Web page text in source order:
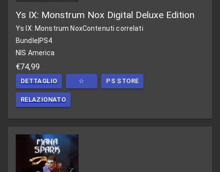
Ys IX: Monstrum Nox Digital Deluxe Edition
Ys IX: Monstrum NoxContenuti correlati
Bundle PS4
NIS America
€74,99
DETTAGLIO ☆ PS STORE
RELAZIONATO